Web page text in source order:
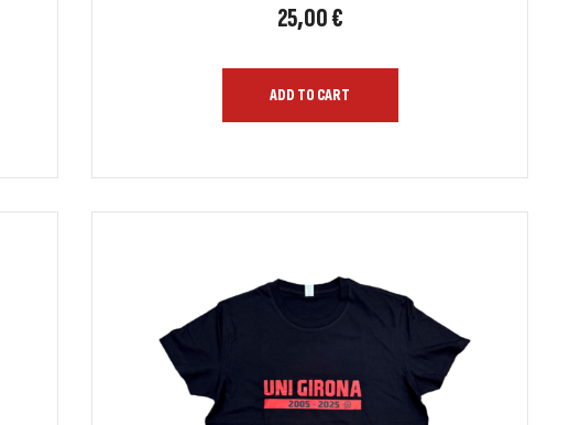
25,00€
ADD TO CART